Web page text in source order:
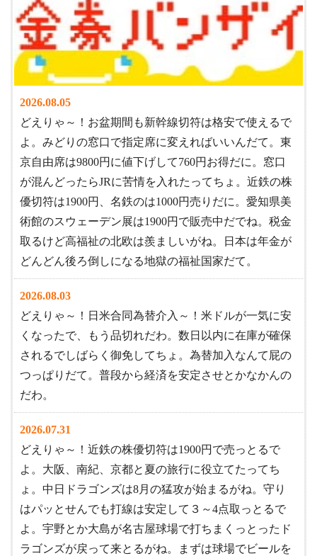
2026.08.05
どえりゃ～！お盆期間も新幹線切符は格安で使えるで
よ。みどりの窓口で指定席に変えればいいんだて。東
京自由席は9800円に値下げして760円お得だに。窓口
が混んどったらJRに苦情を入れたってちょ。近鉄の株
優切符は1900円、名鉄のは1000円売りだに。愛知県美
術館のスウェーデン展は1900円で販売中だでね。税金
取るけど高福祉の北欧は羨ましいがね。日本は年金が
どんどん後ろ倒しになる地獄の福祉国家だて。
2026.08.03
どえりゃ～！日米合同為替介入～！米ドルが一気に安
くなったで、もう品切れだわ。数日以内に在庫が確保
されるでしばらく御免してちょ。為替加入なんて屁の
つっぱりだて。普段から経済を安定させとかなかんの
だわ。
2026.07.31
どえりゃ～！近鉄の株優切符は1900円で売っとるで
よ。大阪、南紀、京都と夏の旅行に役立てたってち
ょ。中日ドラゴンズは8月の猛攻が始まるがね。守り
はパッとせんでも打線は安定して３～4点取っとるで
よ。宇野とか大島が名古屋球場で打ちまくっとったド
ラゴンズが戻って来とるがね。まずは球場でビールを